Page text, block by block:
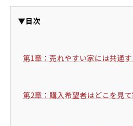
▼目次
第1章：売れやすい家には共通
第2章：購入希望者はどこを見